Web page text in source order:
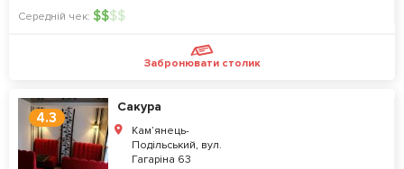
Середній чек: $$$$
Забронювати столик
4.3
Сакура
Кам’янець-
Подільський, вул.
Гагаріна 63